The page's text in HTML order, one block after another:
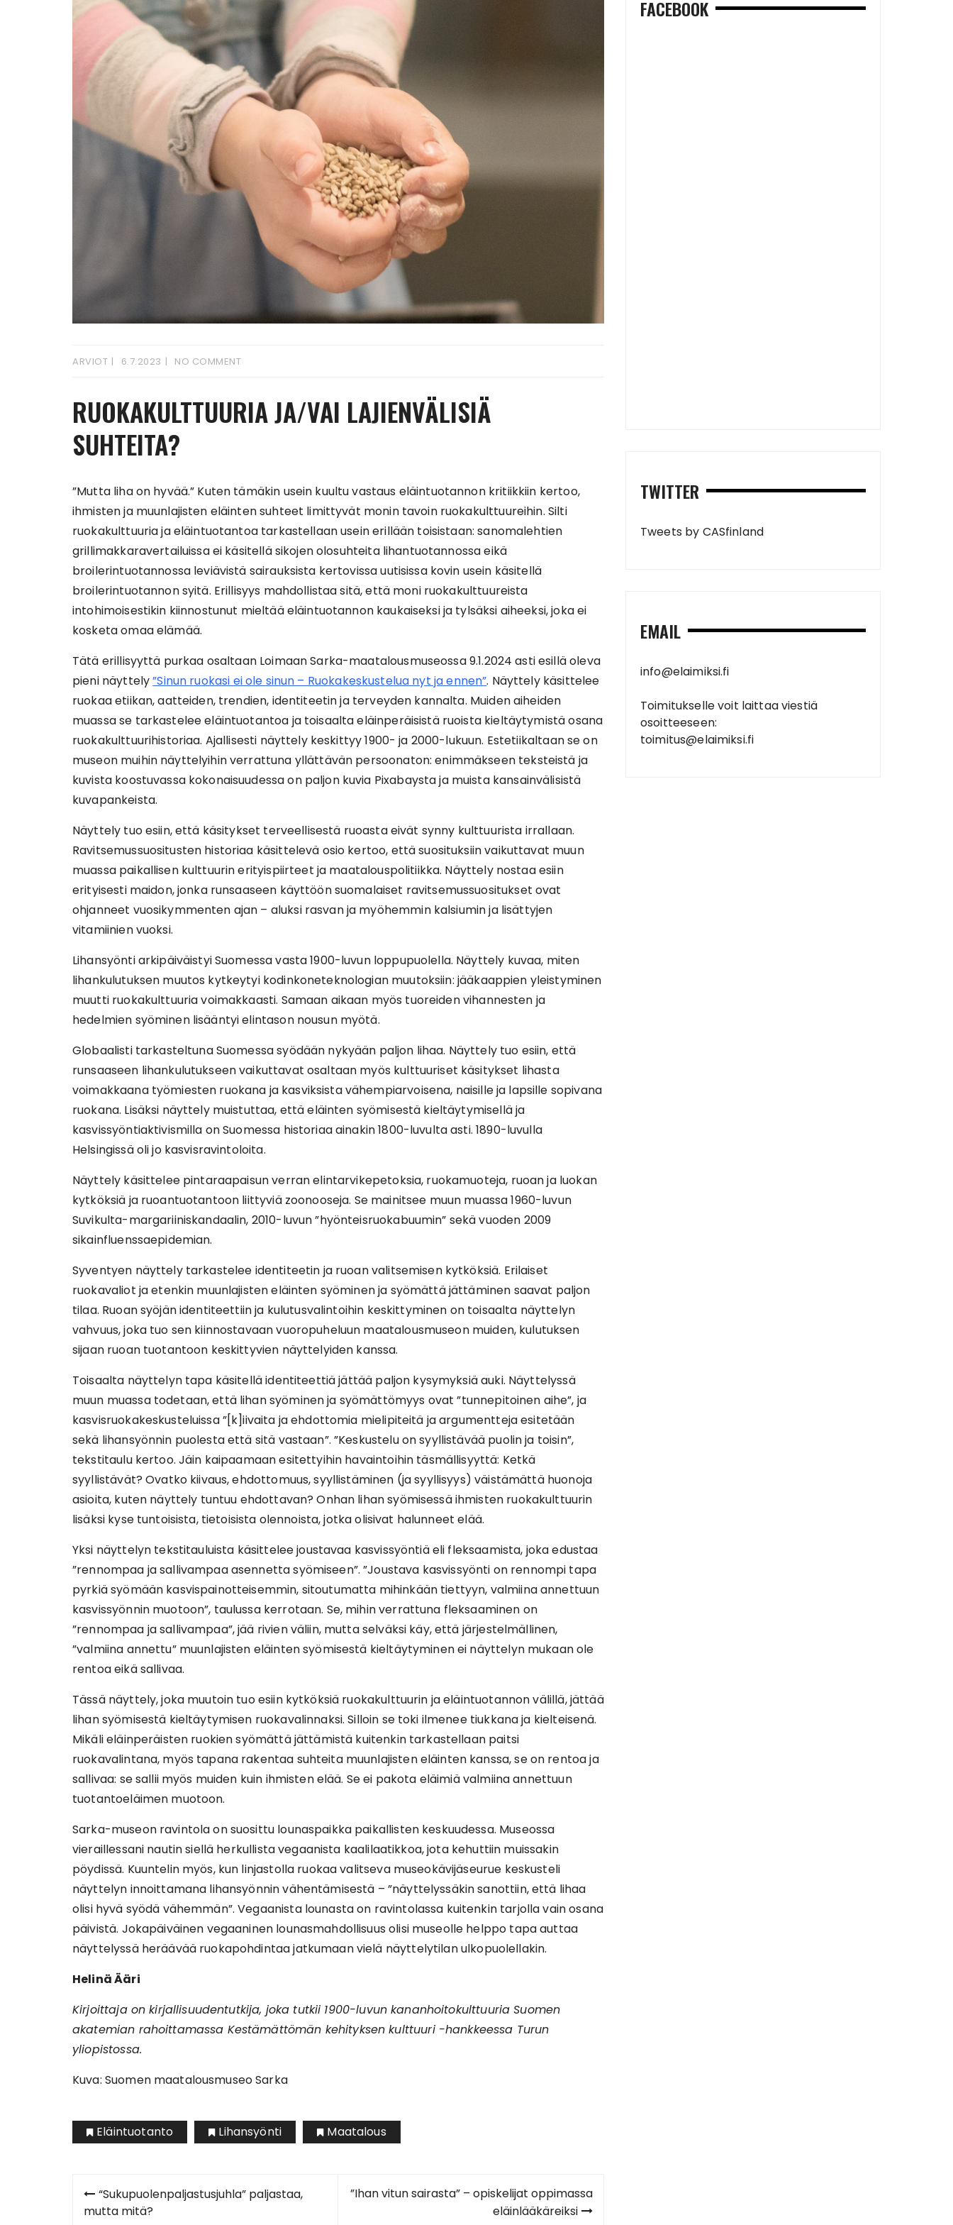
ARVIOT 6.7.2023 NO COMMENT
RUOKAKULTTUURIA JA/VAI LAJIENVÄLISIÄ
SUHTEITA?
”Mutta liha on hyvää.” Kuten tämäkin usein kuultu vastaus eläintuotannon kritiikkiin kertoo,
ihmisten ja muunlajisten eläinten suhteet limittyvät monin tavoin ruokakulttuureihin. Silti
ruokakulttuuria ja eläintuotantoa tarkastellaan usein erillään toisistaan: sanomalehtien
grillimakkaravertailuissa ei käsitellä sikojen olosuhteita lihantuotannossa eikä
broilerintuotannossa leviävistä sairauksista kertovissa uutisissa kovin usein käsitellä
broilerintuotannon syitä. Erillisyys mahdollistaa sitä, että moni ruokakulttuureista
intohimoisestikin kiinnostunut mieltää eläintuotannon kaukaiseksi ja tylsäksi aiheeksi, joka ei
kosketa omaa elämää.
Tätä erillisyyttä purkaa osaltaan Loimaan Sarka-maatalousmuseossa 9.1.2024 asti esillä oleva
pieni näyttely”Sinun ruokasi ei ole sinun – Ruokakeskustelua nyt ja ennen”. Näyttely käsittelee
ruokaa etiikan, aatteiden, trendien, identiteetin ja terveyden kannalta. Muiden aiheiden
muassa se tarkastelee eläintuotantoa ja toisaalta eläinperäisistä ruoista kieltäytymistä osana
ruokakulttuurihistoriaa. Ajallisesti näyttely keskittyy 1900- ja 2000-lukuun. Estetiikaltaan se on
museon muihin näyttelyihin verrattuna yllättävän persoonaton: enimmäkseen teksteistä ja
kuvista koostuvassa kokonaisuudessa on paljon kuvia Pixabaysta ja muista kansainvälisistä
kuvapankeista.
Näyttely tuo esiin, että käsitykset terveellisestä ruoasta eivät synny kulttuurista irrallaan.
Ravitsemussuositusten historiaa käsittelevä osio kertoo, että suosituksiin vaikuttavat muun
muassa paikallisen kulttuurin erityispiirteet ja maatalouspolitiikka. Näyttely nostaa esiin
erityisesti maidon, jonka runsaaseen käyttöön suomalaiset ravitsemussuositukset ovat
ohjanneet vuosikymmenten ajan – aluksi rasvan ja myöhemmin kalsiumin ja lisättyjen
vitamiinien vuoksi.
Lihansyönti arkipäiväistyi Suomessa vasta 1900-luvun loppupuolella. Näyttely kuvaa, miten
lihankulutuksen muutos kytkeytyi kodinkoneteknologian muutoksiin: jääkaappien yleistyminen
muutti ruokakulttuuria voimakkaasti. Samaan aikaan myös tuoreiden vihannesten ja
hedelmien syöminen lisääntyi elintason nousun myötä.
Globaalisti tarkasteltuna Suomessa syödään nykyään paljon lihaa. Näyttely tuo esiin, että
runsaaseen lihankulutukseen vaikuttavat osaltaan myös kulttuuriset käsitykset lihasta
voimakkaana työmiesten ruokana ja kasviksista vähempiarvoisena, naisille ja lapsille sopivana
ruokana. Lisäksi näyttely muistuttaa, että eläinten syömisestä kieltäytymisellä ja
kasvissyöntiaktivismilla on Suomessa historiaa ainakin 1800-luvulta asti. 1890-luvulla
Helsingissä oli jo kasvisravintoloita.
Näyttely käsittelee pintaraapaisun verran elintarvikepetoksia, ruokamuoteja, ruoan ja luokan
kytköksiä ja ruoantuotantoon liittyviä zoonooseja. Se mainitsee muun muassa 1960-luvun
Suvikulta-margariiniskandaalin, 2010-luvun ”hyönteisruokabuumin” sekä vuoden 2009
sikainfluenssaepidemian.
Syventyen näyttely tarkastelee identiteetin ja ruoan valitsemisen kytköksiä. Erilaiset
ruokavaliot ja etenkin muunlajisten eläinten syöminen ja syömättä jättäminen saavat paljon
tilaa. Ruoan syöjän identiteettiin ja kulutusvalintoihin keskittyminen on toisaalta näyttelyn
vahvuus, joka tuo sen kiinnostavaan vuoropuheluun maatalousmuseon muiden, kulutuksen
sijaan ruoan tuotantoon keskittyvien näyttelyiden kanssa.
Toisaalta näyttelyn tapa käsitellä identiteettiä jättää paljon kysymyksiä auki. Näyttelyssä
muun muassa todetaan, että lihan syöminen ja syömättömyys ovat ”tunnepitoinen aihe”, ja
kasvisruokakeskusteluissa ”[k]iivaita ja ehdottomia mielipiteitä ja argumentteja esitetään
sekä lihansyönnin puolesta että sitä vastaan”. ”Keskustelu on syyllistävää puolin ja toisin”,
tekstitaulu kertoo. Jäin kaipaamaan esitettyihin havaintoihin täsmällisyyttä: Ketkä
syyllistävät? Ovatko kiivaus, ehdottomuus, syyllistäminen (ja syyllisyys) väistämättä huonoja
asioita, kuten näyttely tuntuu ehdottavan? Onhan lihan syömisessä ihmisten ruokakulttuurin
lisäksi kyse tuntoisista, tietoisista olennoista, jotka olisivat halunneet elää.
Yksi näyttelyn tekstitauluista käsittelee joustavaa kasvissyöntiä eli fleksaamista, joka edustaa
”rennompaa ja sallivampaa asennetta syömiseen”. ”Joustava kasvissyönti on rennompi tapa
pyrkiä syömään kasvispainotteisemmin, sitoutumatta mihinkään tiettyyn, valmiina annettuun
kasvissyönnin muotoon”, taulussa kerrotaan. Se, mihin verrattuna fleksaaminen on
”rennompaa ja sallivampaa”, jää rivien väliin, mutta selväksi käy, että järjestelmällinen,
”valmiina annettu” muunlajisten eläinten syömisestä kieltäytyminen ei näyttelyn mukaan ole
rentoa eikä sallivaa.
Tässä näyttely, joka muutoin tuo esiin kytköksiä ruokakulttuurin ja eläintuotannon välillä, jättää
lihan syömisestä kieltäytymisen ruokavalinnaksi. Silloin se toki ilmenee tiukkana ja kielteisenä.
Mikäli eläinperäisten ruokien syömättä jättämistä kuitenkin tarkastellaan paitsi
ruokavalintana, myös tapana rakentaa suhteita muunlajisten eläinten kanssa, se on rentoa ja
sallivaa: se sallii myös muiden kuin ihmisten elää. Se ei pakota eläimiä valmiina annettuun
tuotantoeläimen muotoon.
Sarka-museon ravintola on suosittu lounaspaikka paikallisten keskuudessa. Museossa
vieraillessani nautin siellä herkullista vegaanista kaalilaatikkoa, jota kehuttiin muissakin
pöydissä. Kuuntelin myös, kun linjastolla ruokaa valitseva museokävijäseurue keskusteli
näyttelyn innoittamana lihansyönnin vähentämisestä – ”näyttelyssäkin sanottiin, että lihaa
olisi hyvä syödä vähemmän”. Vegaanista lounasta on ravintolassa kuitenkin tarjolla vain osana
päivistä. Jokapäiväinen vegaaninen lounasmahdollisuus olisi museolle helppo tapa auttaa
näyttelyssä heräävää ruokapohdintaa jatkumaan vielä näyttelytilan ulkopuolellakin.
Helinä Ääri
Kirjoittaja on kirjallisuudentutkija, joka tutkii 1900-luvun kananhoitokulttuuria Suomen
akatemian rahoittamassa Kestämättömän kehityksen kulttuuri -hankkeessa Turun
yliopistossa.
Kuva: Suomen maatalousmuseo Sarka
Eläintuotanto Lihansyönti Maatalous
Artikkelien
selaus
“Sukupuolenpaljastusjuhla” paljastaa,
mutta mitä?
”Ihan vitun sairasta” – opiskelijat oppimassa
eläinlääkäreiksi
FACEBOOK
TWITTER
Tweets by CASfinland
EMAIL
info@elaimiksi.fi
Toimitukselle voit laittaa viestiä
osoitteeseen:
toimitus@elaimiksi.fi